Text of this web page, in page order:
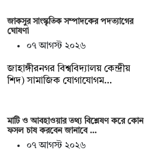
জাকসুর সাংস্কৃতিক সম্পাদকের পদত্যাগের
ঘোষণা
০৭ আগস্ট ২০২৬
‎জাহাঙ্গীরনগর বিশ্ববিদ্যালয় কেন্দ্রীয়
শিদ) সামাজিক যোগাযোগম…
মাটি ও আবহাওয়ার তথ্য বিশ্লেষণ করে কোন
ফসল চাষ করবেন জানাবে …
০৭ আগস্ট ২০২৬